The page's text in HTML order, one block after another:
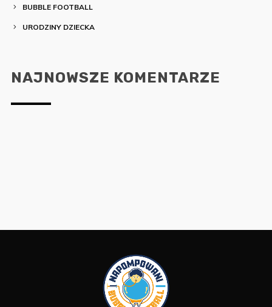
BUBBLE FOOTBALL
URODZINY DZIECKA
NAJNOWSZE KOMENTARZE